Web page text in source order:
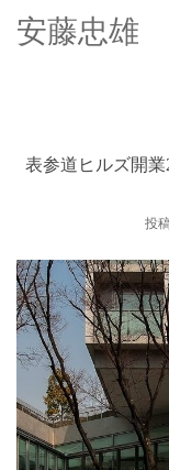
安藤忠雄
表参道ヒルズ開
投